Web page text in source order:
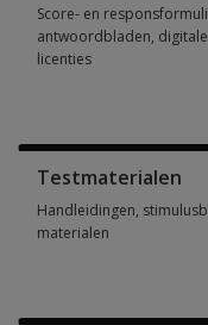
Score- en
antwoordbladen,
licenties
Testmaterialen
Handleidingen,
materialen